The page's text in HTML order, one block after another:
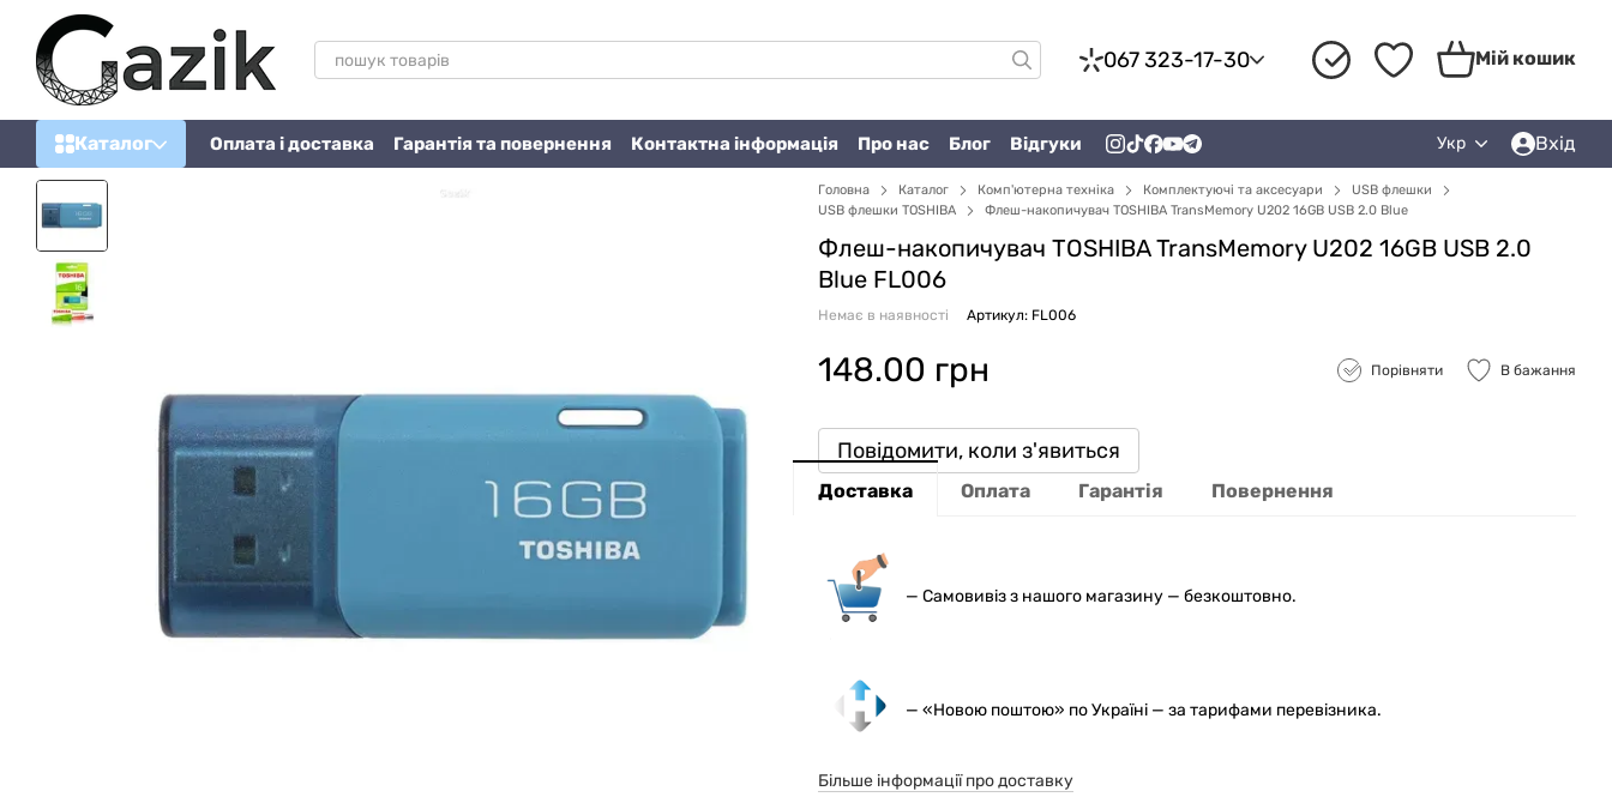
Перейти до основного контенту
067 323-17-30 Мій кошик
Каталог Оплата і доставка Гарантія та повернення Контактна інформація Про нас Блог Відгуки Укр Вхід
Головна Каталог Комп'ютерна техніка Комплектуючі та аксесуари
USB флешки
USB флешки TOSHIBA
Флеш-накопичувач TOSHIBA TransMemory U202 16GB USB 2.0 Blue
Флеш-накопичувач TOSHIBA TransMemory U202 16GB USB 2.0
Blue FL006
Немає в наявності Артикул: FL006
148.00 грн Порівняти В бажання
Повідомити, коли з'явиться
Доставка Оплата Гарантія Повернення
— Самовивіз з нашого магазину — безкоштовно.
— «Новою поштою» по Україні — за тарифами перевізника.
Більше інформації про доставку